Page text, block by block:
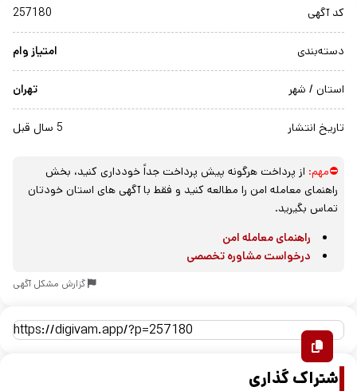
کد آگهی 257180
دسته‌بندی امتیاز وام
استان / شهر تهران
تاریخ انتشار 5 سال قبل
⛔مهم: از پرداخت هرگونه پیش پرداخت جداً خودداری کنید، بخش
راهنمای معامله امن را مطالعه کنید و فقط با آگهی های استان خودتان
تماس بگیرید.
راهنمای معامله امن
درخواست مشاوره تخصصی
گزارش مشکل آگهی
اشتراک گذاری